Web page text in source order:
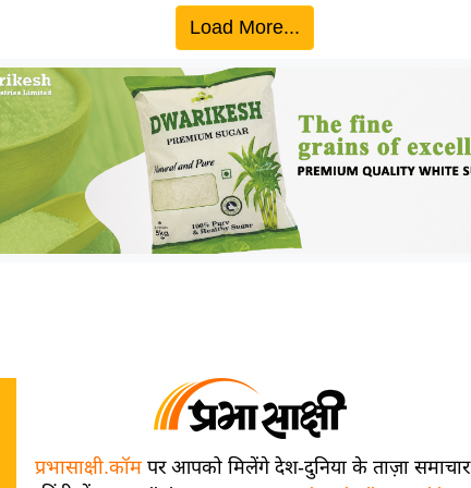
Load More...
प्रभासाक्षी.कॉमपर आपको मिलेंगे देश-दुनिया के ताज़ा समाचार